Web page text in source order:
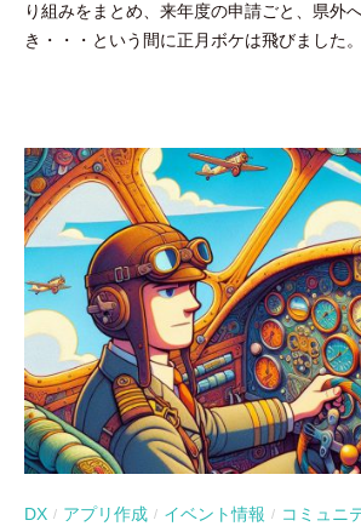
豪
り組みをまとめ、来年度の申請ごと、県外
き・・・という間に正月ボケは飛びました。
DX / アプリ作成 / イベント情報 / コミュニ